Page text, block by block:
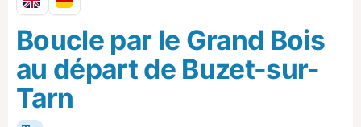
Boucle par le Grand Bois
au départ de Buzet-sur-
Tarn